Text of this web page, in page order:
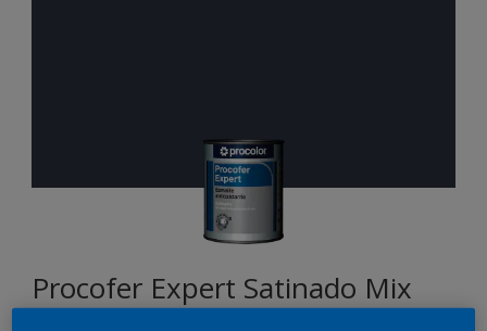
Procofer Expert Satinado Mix